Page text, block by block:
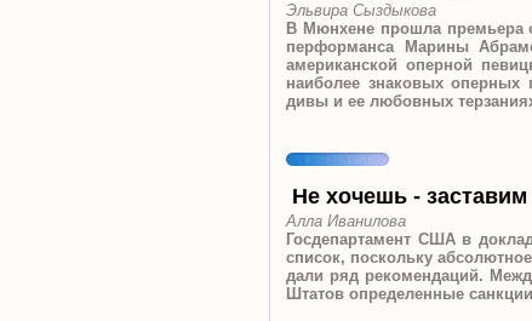
Эльвира Сыздыкова
В Мюнхене прошла премьера
перформанса Марины
американской оперной
наиболее знаковых оперных
дивы и ее любовных
Не хочешь - заставим
Алла Иванилова
Госдепартамент США в
список, поскольку
дали ряд рекомендаций.
Штатов определенные санкции